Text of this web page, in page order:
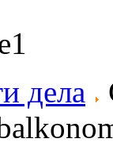
дела